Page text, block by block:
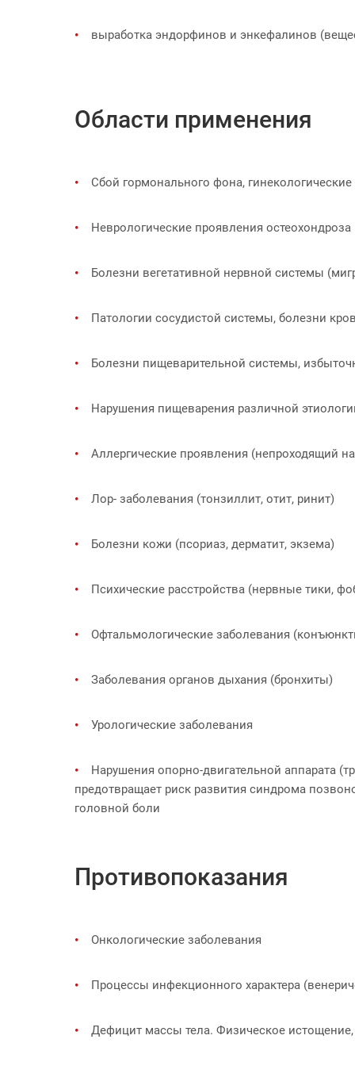
выработка эндорфинов и энкефалинов
Области применения
Сбой гормонального фона,
Неврологические проявления остеохондроза
Болезни вегетативной нервной системы
Патологии сосудистой системы, болезни
Болезни пищеварительной системы,
Нарушения пищеварения различной
Аллергические проявления (непроходящий
Лор- заболевания (тонзиллит, отит, ринит)
Болезни кожи (псориаз, дерматит, экзема)
Психические расстройства (нервные тики,
Офтальмологические заболевания
Заболевания органов дыхания (бронхиты)
Урологические заболевания
Нарушения опорно-двигательной аппарата
предотвращает риск развития синдрома
головной боли
Противопоказания
Онкологические заболевания
Процессы инфекционного характера
Дефицит массы тела. Физическое